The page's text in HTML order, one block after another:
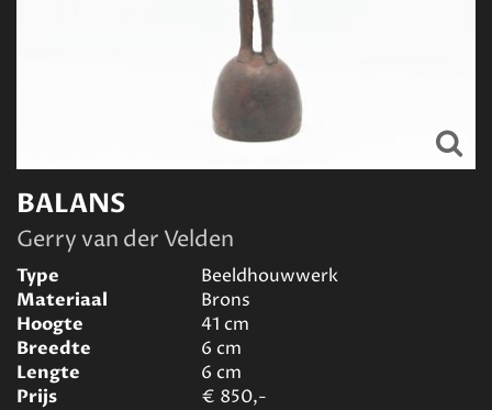
BALANS
Gerry van der Velden
Type
Beeldhouwwerk
Materiaal
Brons
Hoogte
41 cm
Breedte
6 cm
Lengte
6 cm
Prijs
€ 850,-